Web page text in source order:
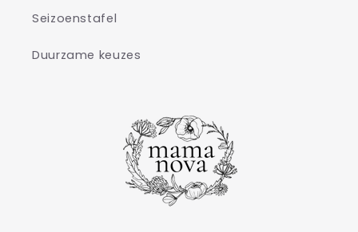
Seizoenstafel
Duurzame keuzes